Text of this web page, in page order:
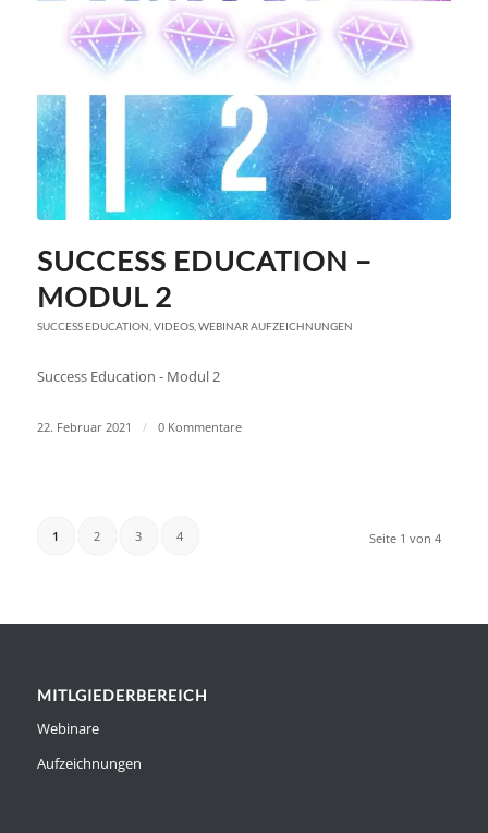
SUCCESS EDUCATION –
MODUL 2
SUCCESS EDUCATION VIDEOS, WEBINAR AUFZEICHNUNGEN
Success Education - Modul 2
22. Februar 2021 / 0 Kommentare
Seite 1 von 4
1 2 3 4
MITLGIEDERBEREICH
Webinare
Aufzeichnungen